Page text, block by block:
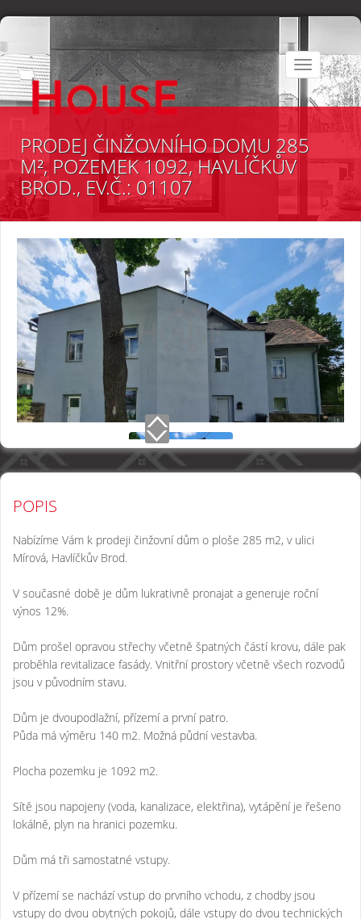
Toggle
navigation
PRODEJ ČINŽOVNÍHO DOMU 285
M², POZEMEK 1092, HAVLÍČKŮV
BROD., EV.Č.: 01107
POPIS
Nabízíme Vám k prodeji činžovní dům o ploše 285 m2, v ulici
Mírová, Havlíčkův Brod.
V současné době je dům lukrativně pronajat a generuje roční
výnos 12%.
Dům prošel opravou střechy včetně špatných částí krovu, dále pak
proběhla revitalizace fasády. Vnitřní prostory včetně všech rozvodů
jsou v původním stavu.
Dům je dvoupodlažní, přízemí a první patro.
Půda má výměru 140 m2. Možná půdní vestavba.
Plocha pozemku je 1092 m2.
Sítě jsou napojeny (voda, kanalizace, elektřina), vytápění je řešeno
lokálně, plyn na hranici pozemku.
Dům má tři samostatné vstupy.
V přízemí se nachází vstup do prvního vchodu, z chodby jsou
vstupy do dvou obytných pokojů, dále vstupy do dvou technických